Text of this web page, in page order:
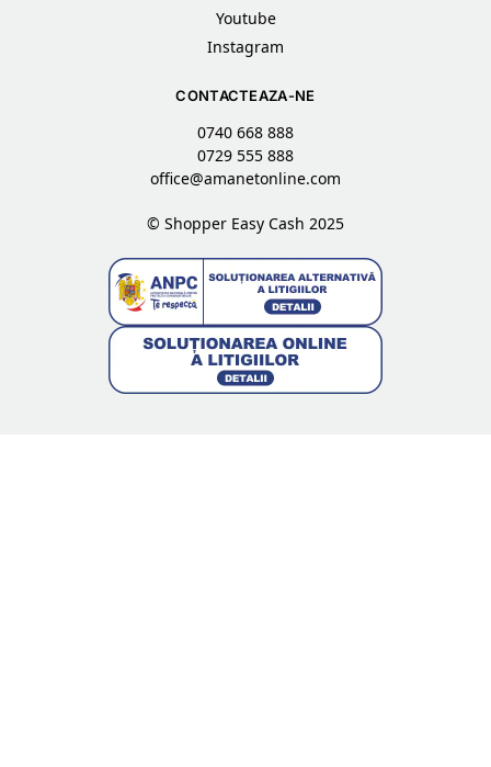
Youtube
Instagram
CONTACTEAZA-NE
0740 668 888
0729 555 888
office@amanetonline.com
© Shopper Easy Cash 2025